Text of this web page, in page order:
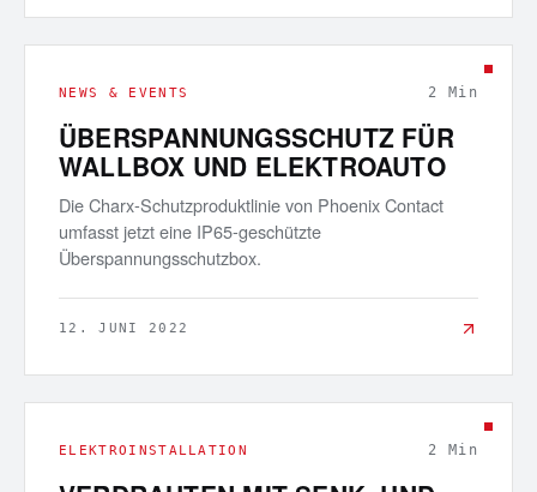
NEWS & EVENTS 2 Min
ÜBERSPANNUNGSSCHUTZ FÜR
WALLBOX UND ELEKTROAUTO
Die Charx-Schutzproduktlinie von Phoenix Contact
umfasst jetzt eine IP65-geschützte
Überspannungsschutzbox.
12. JUNI 2022
ELEKTROINSTALLATION 2 Min